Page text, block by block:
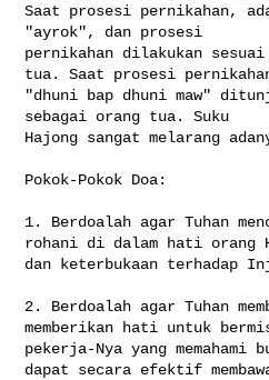
Saat prosesi pernikahan,
"ayrok", dan prosesi
pernikahan dilakukan
tua. Saat prosesi
"dhuni bap dhuni maw"
sebagai orang tua. Suku
Hajong sangat melarang
Pokok-Pokok Doa:
1. Berdoalah agar Tuhan
rohani di dalam hati orang
dan keterbukaan terhadap
2. Berdoalah agar Tuhan
memberikan hati untuk
pekerja-Nya yang memahami
dapat secara efektif